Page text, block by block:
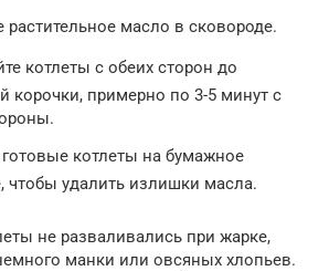
растительное масло в сковороде.
котлеты с обеих сторон до
корочки, примерно по 3-5 минут с
котлеты на бумажное
чтобы удалить излишки масла.
не разваливались при жарке,
манки или овсяных хлопьев.